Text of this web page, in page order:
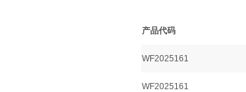
产品代码
WF2025161
WF2025161